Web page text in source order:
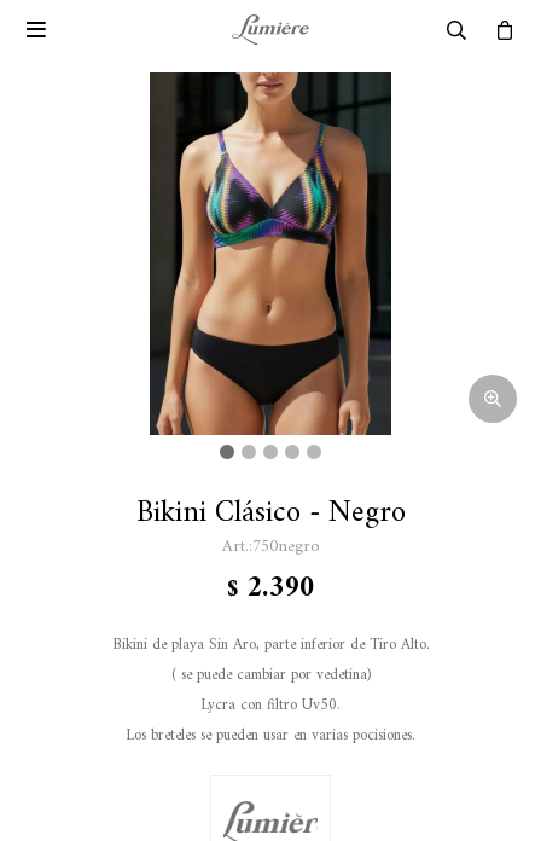

Bikini Clásico - Negro
750negro
$ 2.390
Bikini de playa Sin Aro, parte inferior de Tiro Alto.
( se puede cambiar por vedetina)
Lycra con filtro Uv50.
Los breteles se pueden usar en varias pocisiones.